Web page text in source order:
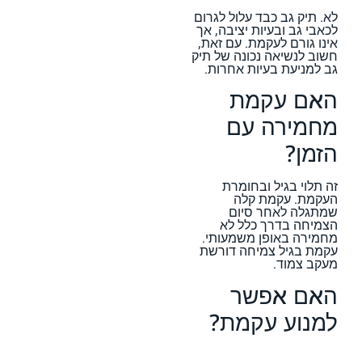
לא. תיק גב כבד עלול לגרום
לכאבי גב ובעיות יציבה, אך
אינו גורם לעקמת. עם זאת,
חשוב לנשיאה נכונה של תיק
גב למניעת בעיות אחרות.
האם עקמת
מחמירה עם
הזמן?
זה תלוי בגיל ובחומרת
העקמת. עקמת קלה
שמתגלה לאחר סיום
הצמיחה בדרך כלל לא
מחמירה באופן משמעותי.
עקמת בגיל צמיחה דורשת
מעקב צמוד.
האם אפשר
למנוע עקמת?